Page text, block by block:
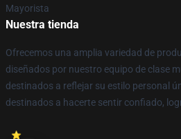
Mayorista
Nuestra tienda
Ofrecemos una amplia variedad de
diseñados por nuestro equipo de clase
destinados a reflejar su estilo personal
destinados a hacerte sentir confiado,